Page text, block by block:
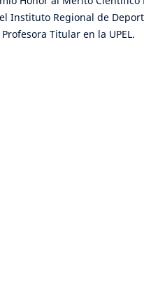
Instituto Regional de
Titular en la UPEL.